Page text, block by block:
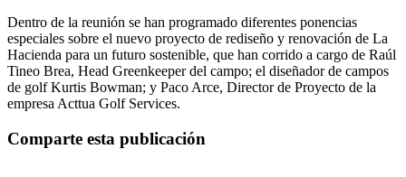
Dentro de la reunión se han programado diferentes ponencias
especiales sobre el nuevo proyecto de rediseño y renovación de La
Hacienda para un futuro sostenible, que han corrido a cargo de Raúl
Tineo Brea, Head Greenkeeper del campo; el diseñador de campos
de golf Kurtis Bowman; y Paco Arce, Director de Proyecto de la
empresa Acttua Golf Services.
Comparte esta publicación